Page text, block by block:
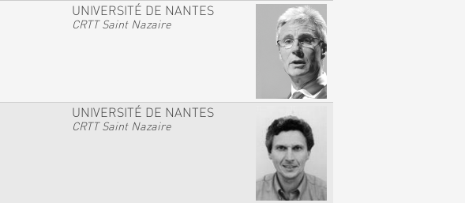
UNIVERSITÉ DE NANTES
CRTT Saint Nazaire
UNIVERSITÉ DE NANTES
CRTT Saint Nazaire